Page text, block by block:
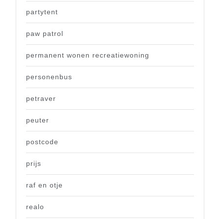
partytent
paw patrol
permanent wonen recreatiewoning
personenbus
petraver
peuter
postcode
prijs
raf en otje
realo